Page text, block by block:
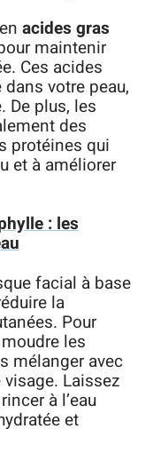
acides gras
maintenir
Ces acides
votre peau,
De plus, les
des
protéines qui
et à améliorer
: les
facial à base
la
Pour
les
mélanger avec
visage. Laissez
à l’eau
et